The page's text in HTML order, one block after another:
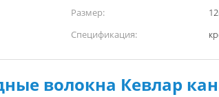
Размер:
Спецификация:
волокна Кевлар